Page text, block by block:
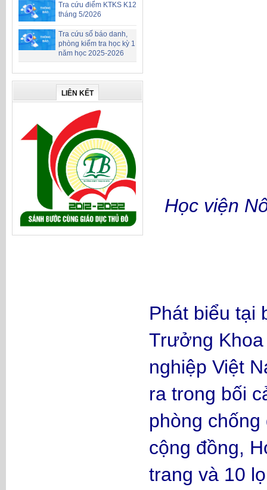
Tra cứu điểm KTKS K12
tháng 5/2026
Tra cứu số báo danh,
phòng kiểm tra học kỳ 1
năm học 2025-2026
LIÊN KẾT
Học viện
Phát biểu tại
Trưởng
nghiệp Việt
ra trong bối
phòng
cộng đồng,
trang và 10